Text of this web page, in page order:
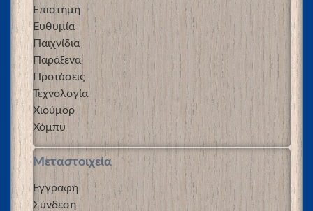
Επιστήμη
Ευθυμία
Παιχνίδια
Παράξενα
Προτάσεις
Τεχνολογία
Χιούμορ
Χόμπυ
Μεταστοιχεία
Εγγραφή
Σύνδεση